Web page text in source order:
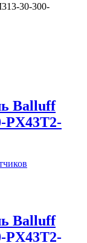
30-300-
Balluff
PX43T2-
Balluff
PX43T2-